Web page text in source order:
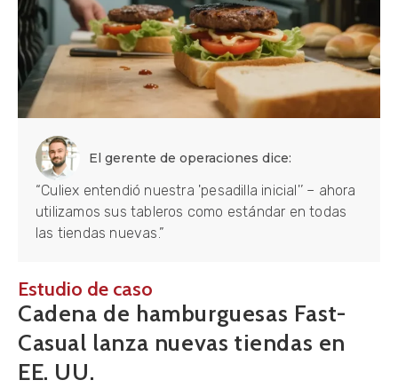
Estudio de caso
Cadena de hamburguesas Fast-
Casual lanza nuevas tiendas en
EE. UU.
El gerente de operaciones dice:
“Culiex entendió nuestra 'pesadilla inicial'’ – ahora
utilizamos sus tableros como estándar en todas
las tiendas nuevas.”